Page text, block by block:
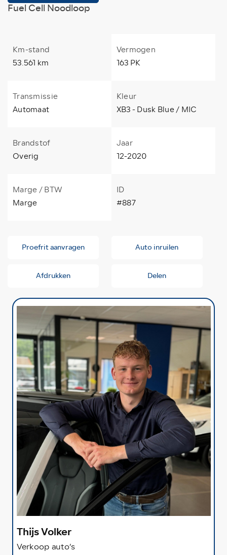
Fuel Cell Noodloop
Km-stand
53.561 km
Vermogen
163 PK
Transmissie
Automaat
Kleur
XB3 - Dusk Blue / MIC
Brandstof
Overig
Jaar
12-2020
Marge / BTW
Marge
ID
#887
Proefrit aanvragen Auto inruilen
Afdrukken Delen
Thijs Volker
Verkoop auto’s